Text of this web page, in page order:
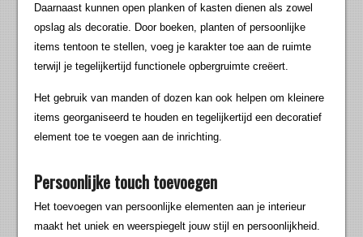
Daarnaast kunnen open planken of kasten dienen als zowel
opslag als decoratie. Door boeken, planten of persoonlijke
items tentoon te stellen, voeg je karakter toe aan de ruimte
terwijl je tegelijkertijd functionele opbergruimte creëert.
Het gebruik van manden of dozen kan ook helpen om kleinere
items georganiseerd te houden en tegelijkertijd een decoratief
element toe te voegen aan de inrichting.
Persoonlijke touch toevoegen
Het toevoegen van persoonlijke elementen aan je interieur
maakt het uniek en weerspiegelt jouw stijl en persoonlijkheid.